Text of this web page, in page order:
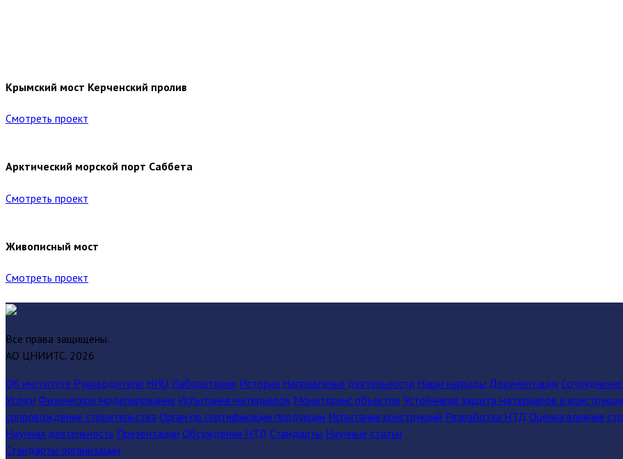
Крымский мост Керченский пролив
Смотреть проект
Арктический морской порт Саббета
Смотреть проект
Живописный мост
Смотреть проект
Все права защищены.
АО ЦНИИТС. 2026
Об институте Руководители НИЦ Лаборатории История Направления деятельности Наши награды Документация
Услуги Физическое моделирование Испытания материалов Мониторинг объектов Устойчивая защита материалов и
сопровождение строительства Орган по сертификации продукции Испытания конструкций Разработка НТД Оценка влияния
Научная деятельность Презентации Обсуждения НТД Стандарты Научные статьи
Стандарты организации